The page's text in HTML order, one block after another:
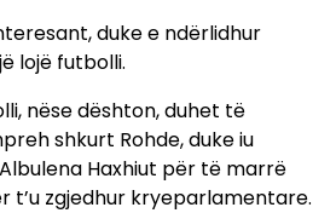
duke e ndërlidhur
lojë futbolli.
nëse dështon, duhet të
shkurt Rohde, duke iu
Haxhiut për të marrë
t’u zgjedhur kryeparlamentare.